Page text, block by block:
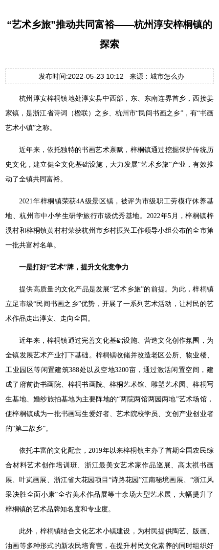
“艺术乡旅”推动共同富裕——杭州淳安梓桐镇的
探索
发布时间:2022-05-23 10:12 来源：城市怎么办
杭州淳安梓桐镇地处淳安县中西部，东、东南连界首乡，西接姜
家镇，是浙江省诗词（楹联）之乡、杭州市“民间书画之乡”，有“书画
艺术小镇”之称。
近年来，依托独特的书画艺术禀赋，梓桐镇通过挖掘保护传统历
史文化，建立健全文化基础设施，大力发展“艺术乡旅”产业，有效推
动了全镇共同富裕。
2021年梓桐镇荣获4A级景区镇，被评为市级职工劳模疗休养基
地、杭州市中小学生研学旅行市级优秀基地。2022年5月，梓桐镇梓
溪村和梓桐镇黄村村荣获杭州市乡村振兴工作领导小组公布的全市第
一批共富村名单。
一是打好“艺术”牌，提升文化竞争力
提供高质量的文化产品是发展“艺术乡旅”的前提。为此，梓桐镇
立足市级“民间书画之乡”优势，开展了一系列艺术活动，让村民的艺
术作品走出淳安、走向全国。
近年来，梓桐镇通过完善文化基础设施、营造文化创作氛围，为
全镇发展艺术产业打下基础。梓桐镇收储并改造老区公所、物业楼、
工业园区等闲置建筑388处以及空地3200亩，通过激活闲置空间，建
成了府前街书画院、梓桐书画院、梓桐艺术馆、雕塑艺术园、梓桐写
生基地、婚纱旅拍基地为主要阵地的“两院两馆两园两地”艺术场馆，
使梓桐镇成为一批书画写生爱好者、艺术院校学员、文创产业创业者
的“第二故乡”。
依托丰富的文化配套，2019年以来梓桐镇主办了首期全国农民综
合材料艺术创作培训班、浙江最美女艺术家作品巡展、高太祺书画
展、叶岚画展、浙江省大花园项目“诗路花园”江南秘境画展、“浙江风
采决胜全面小康”全省美术作品展等十余场大型艺术展，大幅提升了
梓桐镇的艺术品牌知名度和专业度。
此外，梓桐镇结合文化艺术小镇建设，为村民提供陶艺、版画、
油画等多种形式的新农民培育营，在提升村民文化素养的同时组织好